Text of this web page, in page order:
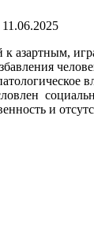
11.06.2025
к азартным,
и